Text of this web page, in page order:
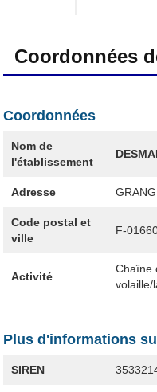
Coordonnées
Coordonnées
Nom de
l'établissement
Adresse
Code postal et
ville
F-
Activité
Chaîne
volaille/
Plus d'informations
SIREN